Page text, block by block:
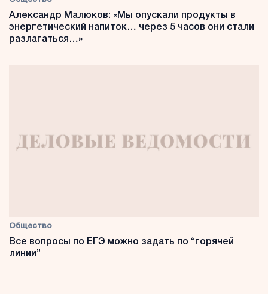
Александр Малюков: «Мы опускали продукты в
энергетический напиток… через 5 часов они стали
разлагаться…»
Общество
Все вопросы по ЕГЭ можно задать по “горячей
линии”